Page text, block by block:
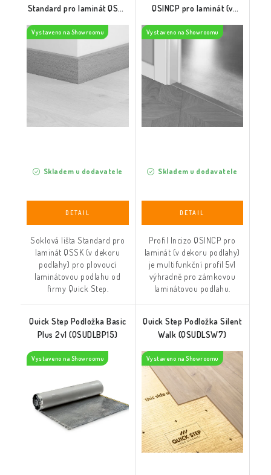
Standard pro laminát QSSK
Vystaveno na Showroomu
Skladem u dodavatele
Soklová lišta Standard pro
laminát QSSK (v dekoru
podlahy) pro plovoucí
laminátovou podlahu od
firmy Quick Step.
QSINCP pro laminát (v
Vystaveno na Showroomu
Skladem u dodavatele
Profil Incizo QSINCP pro
laminát (v dekoru podlahy)
je multifunkční profil 5v1
výhradně pro zámkovou
laminátovou podlahu.
Quick Step Podložka Basic
Plus 2v1 (QSUDLBP15)
Vystaveno na Showroomu
Quick Step Podložka Silent
Walk (QSUDLSW7)
Vystaveno na Showroomu